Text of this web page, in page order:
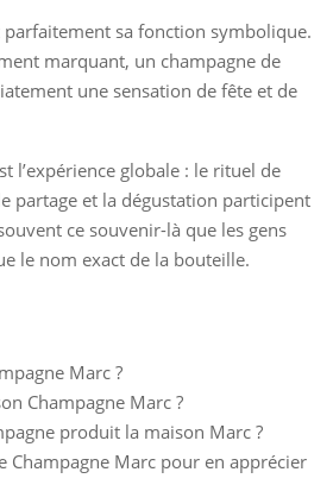
parfaitement sa fonction symbolique.
marquant, un champagne de
une sensation de fête et de
l’expérience globale : le rituel de
partage et la dégustation participent
ce souvenir-là que les gens
le nom exact de la bouteille.
Marc ?
Champagne Marc ?
produit la maison Marc ?
Champagne Marc pour en apprécier